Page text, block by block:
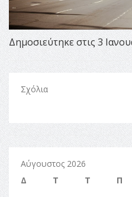
Δημοσιεύτηκε στις 3
Σχόλια
Αύγουστος 2026
Δ
Τ Τ Π